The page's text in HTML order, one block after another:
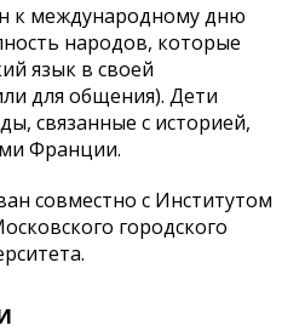
к международному дню
народов, которые
язык в своей
для общения). Дети
связанные с историей,
Франции.
совместно с Институтом
городского